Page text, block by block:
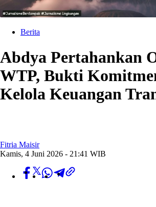
Berita
Abdya Pertahankan
WTP, Bukti
Kelola Keuangan
Fitria Maisir
Kamis, 4 Juni 2026 - 21:41 WIB